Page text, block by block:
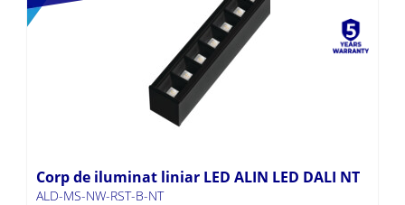
Corp de iluminat liniar LED ALIN LED DALI NT
ALD-MS-NW-RST-B-NT